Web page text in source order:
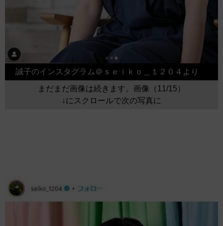
誠子のインスタグラム＠ｓｅｉｋｏ＿１２０４より
まだまだ画像は続きます。画像（11/15）
↓にスクロールで次の写真に